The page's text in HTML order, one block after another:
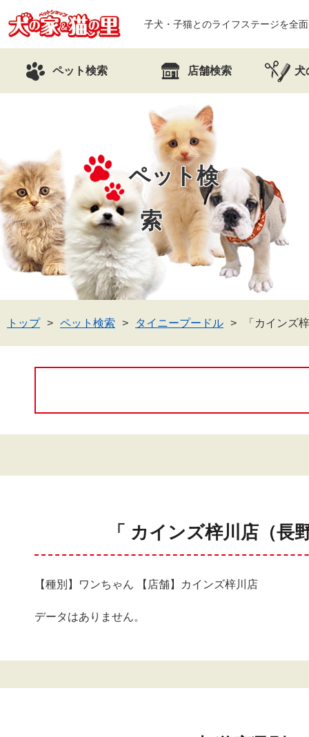
子犬・子猫とのライフステージを全
ペット検索 店舗検索 犬
ペット検
索
トップ ペット検索 タイニープードル 「カインズ
「 カインズ梓川店（
【種別】ワンちゃん 【店舗】カインズ梓川店
データはありません。